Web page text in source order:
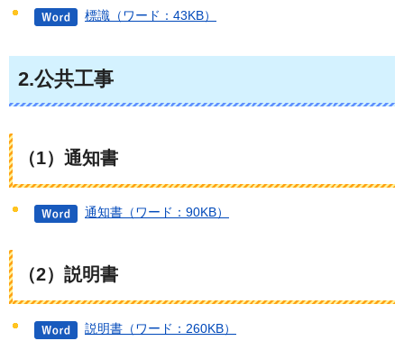
標識（ワード：43KB）
2.公共工事
（1）通知書
通知書（ワード：90KB）
（2）説明書
説明書（ワード：260KB）